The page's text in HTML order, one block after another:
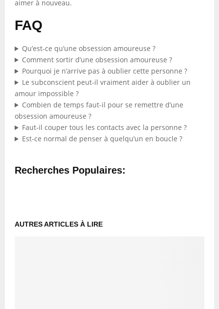
aimer à nouveau.
FAQ
Qu’est-ce qu’une obsession amoureuse ?
Comment sortir d’une obsession amoureuse ?
Pourquoi je n’arrive pas à oublier cette personne ?
Le subconscient peut-il vraiment aider à oublier un
amour impossible ?
Combien de temps faut-il pour se remettre d’une
obsession amoureuse ?
Faut-il couper tous les contacts avec la personne ?
Est-ce normal de penser à quelqu’un en boucle ?
Recherches Populaires:
AUTRES ARTICLES À LIRE